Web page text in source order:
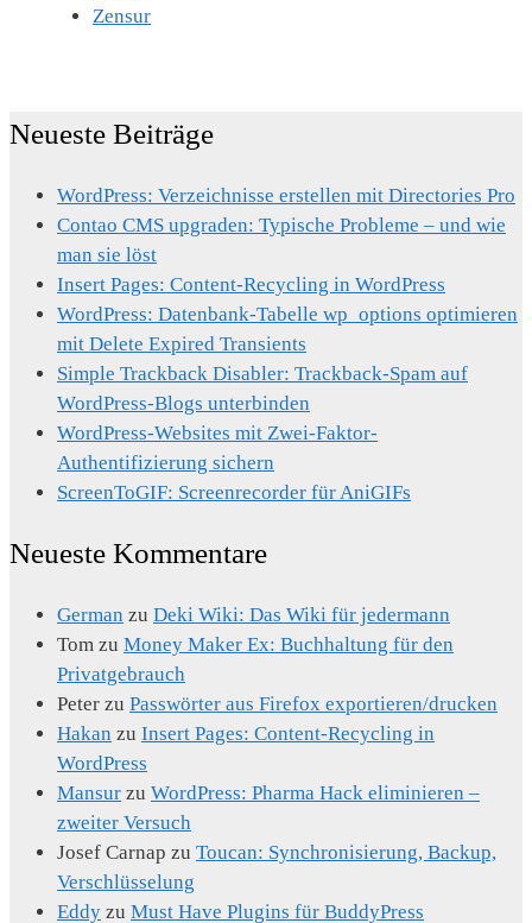
Zensur
Neueste Beiträge
WordPress: Verzeichnisse erstellen mit Directories Pro
Contao CMS upgraden: Typische Probleme – und wie
man sie löst
Insert Pages: Content-Recycling in WordPress
WordPress: Datenbank-Tabelle wp_options optimieren
mit Delete Expired Transients
Simple Trackback Disabler: Trackback-Spam auf
WordPress-Blogs unterbinden
WordPress-Websites mit Zwei-Faktor-
Authentifizierung sichern
ScreenToGIF: Screenrecorder für AniGIFs
Neueste Kommentare
German zu Deki Wiki: Das Wiki für jedermann
Tom zu Money Maker Ex: Buchhaltung für den
Privatgebrauch
Peter zu Passwörter aus Firefox exportieren/drucken
Hakan zu Insert Pages: Content-Recycling in
WordPress
Mansur zu WordPress: Pharma Hack eliminieren –
zweiter Versuch
Josef Carnap zu Toucan: Synchronisierung, Backup,
Verschlüsselung
Eddy zu Must Have Plugins für BuddyPress